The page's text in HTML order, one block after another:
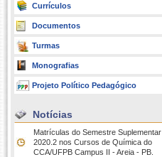
Currículos
Documentos
Turmas
Monografias
Projeto Político Pedagógico
Notícias
Matrículas do Semestre Suplementar
2020.2 nos Cursos de Química do
CCA/UFPB Campus II - Areia - PB.